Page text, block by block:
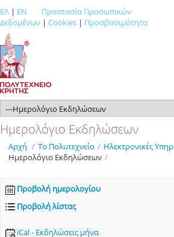
ΕΛ | EN
Προστασία Προσωπικών
Δεδομένων | Cookies | Προσβασιμότητα
Ημερολόγιο Εκδηλώσεων
Αρχή / Το Πολυτεχνείο / Ηλεκτρονικές
Ημερολόγιο Εκδηλώσεων /
Προβολή ημερολογίου
Προβολή λίστας
iCal - Εκδηλώσεις μήνα